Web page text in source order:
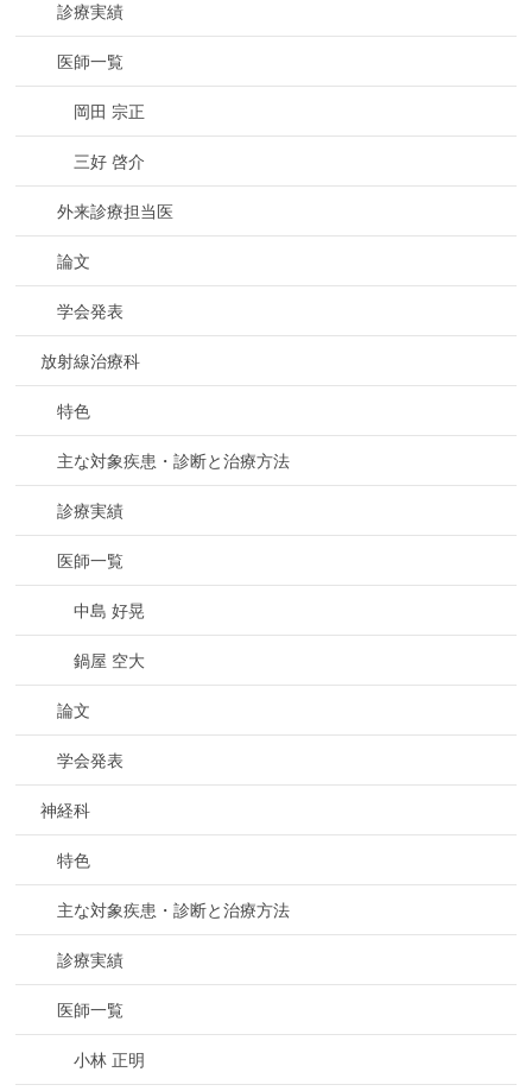
診療実績
医師一覧
岡田 宗正
三好 啓介
外来診療担当医
論文
学会発表
放射線治療科
特色
主な対象疾患・診断と治療方法
診療実績
医師一覧
中島 好晃
鍋屋 空大
論文
学会発表
神経科
特色
主な対象疾患・診断と治療方法
診療実績
医師一覧
小林 正明